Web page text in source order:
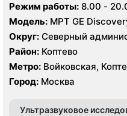
Режим работы: 8.00 -
Модель: МРТ GE
Ingenia 1.5 Т, GE Signa
Ingenuity Elite 128
Siemens SOMATOM
Округ: Северный
Район: Коптево
Метро: Войковская,
Город: Москва
Ультразвуковое